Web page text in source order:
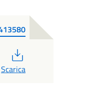
Scarica